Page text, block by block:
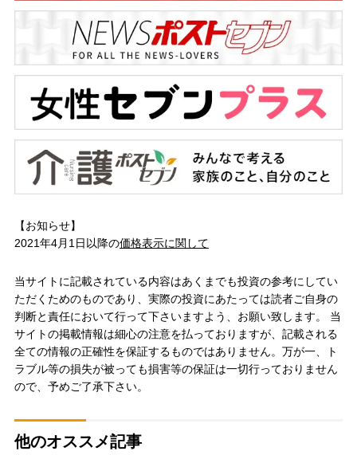
【お知らせ】
2021年4月1日以降の価格表示に関して
当サイトに記載されている内容はあくまでも投資の参考にしてい
ただくためのものであり、実際の投資にあたっては読者ご自身の
判断と責任において行って下さいますよう、お願い致します。 当
サイトの掲載情報は細心の注意を払っておりますが、記載される
全ての情報の正確性を保証するものではありません。万が一、ト
ラブル等の損失が被っても損害等の保証は一切行っておりません
ので、予めご了承下さい。
他のオススメ記事